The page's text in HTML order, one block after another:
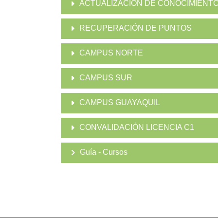
ACTUALIZACIÓN DE
RECUPERACIÓN DE PUNTOS
CAMPUS NORTE
CAMPUS SUR
CAMPUS GUAYAQUIL
CONVALIDACIÓN LICENCIA C1
Guía - Cursos